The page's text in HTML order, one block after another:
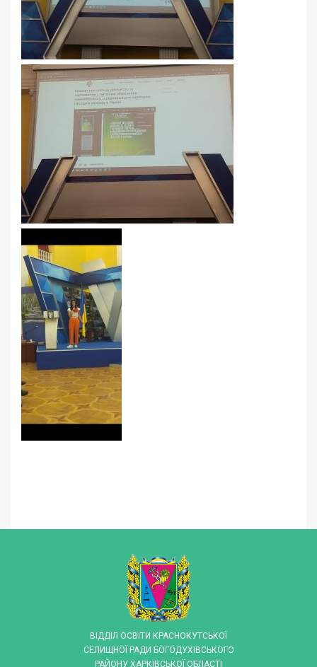
ВІДДІЛ ОСВІТИ КРАСНОКУТСЬКОЇ
СЕЛИЩНОЇ РАДИ БОГОДУХІВСЬКОГО
РАЙОНУ ХАРКІВСЬКОЇ ОБЛАСТІ